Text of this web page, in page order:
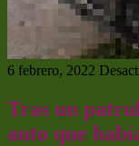
6 febrero, 2022
Tras un
auto que